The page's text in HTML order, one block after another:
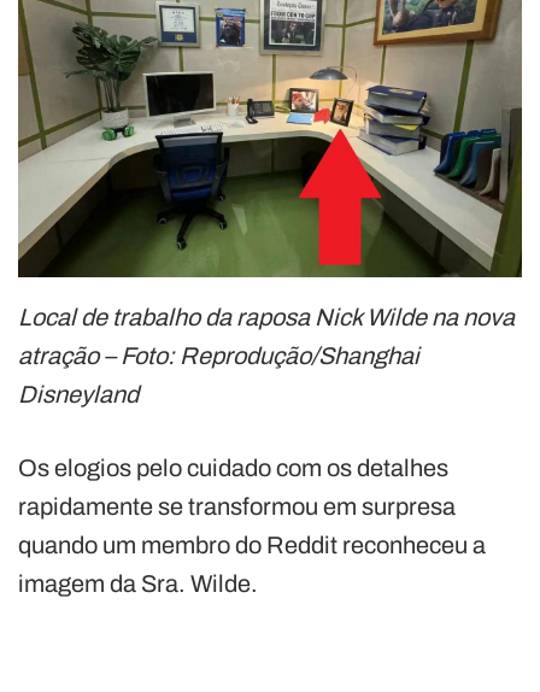
Local de trabalho da raposa Nick Wilde na nova
atração – Foto: Reprodução/Shanghai
Disneyland
Os elogios pelo cuidado com os detalhes
rapidamente se transformou em surpresa
quando um membro do Reddit reconheceu a
imagem da Sra. Wilde.